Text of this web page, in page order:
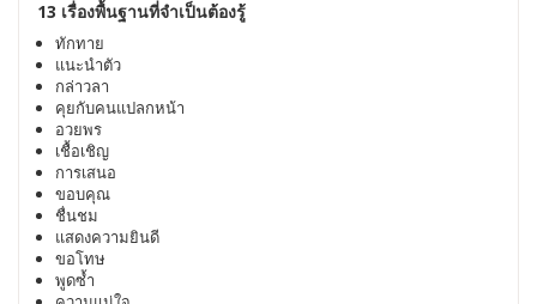
13 เรื่องพื้นฐานที่จำเป็นต้องรู้
ทักทาย
แนะนำตัว
กล่าวลา
คุยกับคนแปลกหน้า
อวยพร
เชื้อเชิญ
การเสนอ
ขอบคุณ
ชื่นชม
แสดงความยินดี
ขอโทษ
พูดซ้ำ